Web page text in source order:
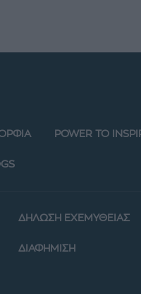
POWER TO
ΔΗΛΩΣΗ ΕΧΕΜΥΘΕΙΑΣ
ΔΙΑΦΗΜΙΣΗ